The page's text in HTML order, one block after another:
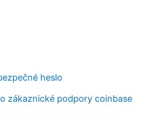
heslo
zákaznické podpory coinbase